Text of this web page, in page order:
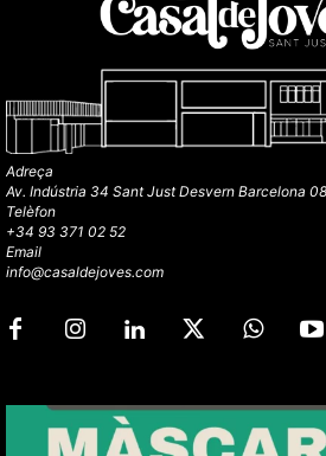
Adreça
Av. Indústria 34 Sant Just Desvern Barcelona
Telèfon
+34 93 371 02 52
Email
info@casaldejoves.com